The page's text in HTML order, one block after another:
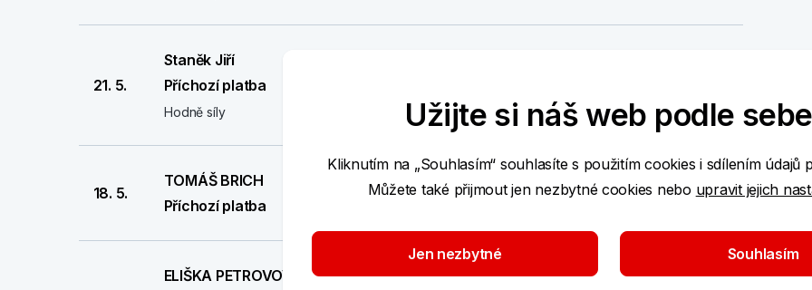
21. 5.
Staněk Jiří
Příchozí platba
Hodně síly
18. 5.
TOMÁŠ BRICH
Příchozí platba
1 500,00 CZK
ELIŠKA PETROVOVÁ
Užijte si náš web podle sebe
Kliknutím na „Souhlasím“ souhlasíte s použitím cookies i sdílením údajů
Můžete také přijmout jen nezbytné cookies nebo upravit jejich
Jen nezbytné Souhlasím